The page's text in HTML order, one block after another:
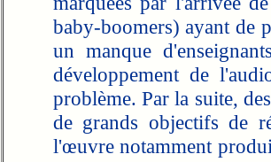
baby-boomers) ayant de
un manque
développement de
problème. Par la suite,
de grands objectifs de
l'œuvre notamment